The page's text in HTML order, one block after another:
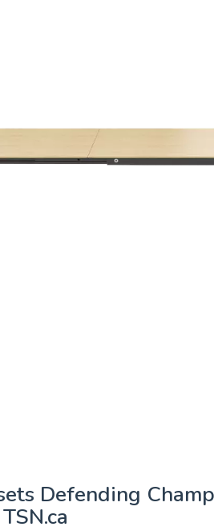
Defending